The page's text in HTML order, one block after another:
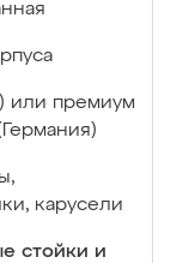
или премиум
карусели
стойки и